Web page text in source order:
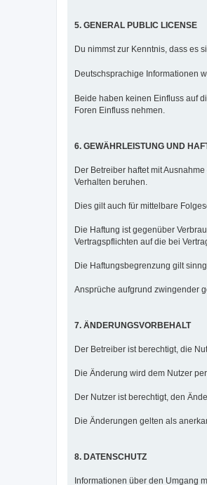
5. GENERAL PUBLIC LICENSE
Du nimmst zur Kenntnis, dass es
Deutschsprachige Informationen
Beide haben keinen Einfluss auf
Foren Einfluss nehmen.
6. GEWÄHRLEISTUNG UND
Der Betreiber haftet mit
Verhalten beruhen.
Dies gilt auch für mittelbare
Die Haftung ist gegenüber
Vertragspflichten auf die bei
Die Haftungsbegrenzung gilt
Ansprüche aufgrund zwingender
7. ÄNDERUNGSVORBEHALT
Der Betreiber ist berechtigt, die
Die Änderung wird dem Nutzer
Der Nutzer ist berechtigt, den
Die Änderungen gelten als
8. DATENSCHUTZ
Informationen über den Umgang